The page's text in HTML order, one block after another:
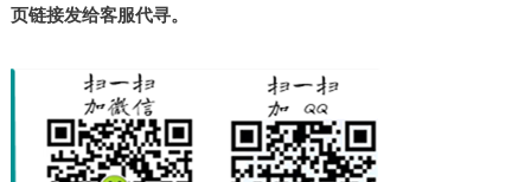
页链接发给客服代寻。